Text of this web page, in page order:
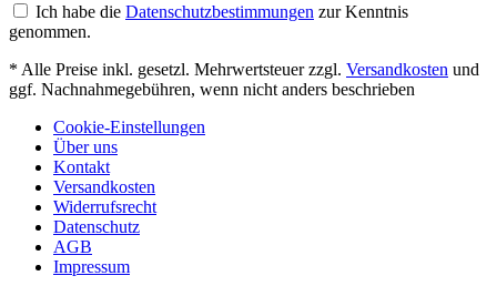
Ich habe die Datenschutzbestimmungen zur Kenntnis
genommen.
* Alle Preise inkl. gesetzl. Mehrwertsteuer zzgl. Versandkosten und
ggf. Nachnahmegebühren, wenn nicht anders beschrieben
Cookie-Einstellungen
Über uns
Kontakt
Versandkosten
Widerrufsrecht
Datenschutz
AGB
Impressum